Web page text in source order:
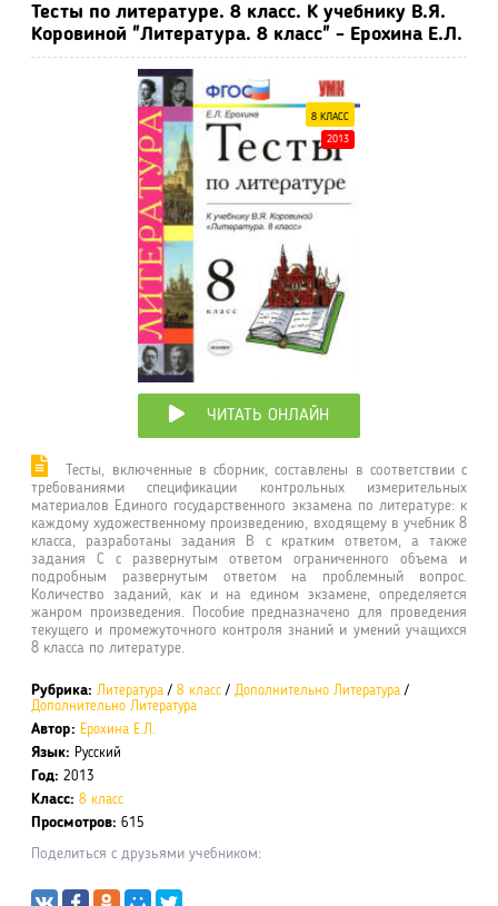
Тесты по литературе. 8 класс. К учебнику В.Я.
Коровиной "Литература. 8 класс" - Ерохина Е.Л.
8 КЛАСС
2013
ЧИТАТЬ ОНЛАЙН
Тесты, включенные в сборник, составлены в соответствии с
требованиями спецификации контрольных измерительных
материалов Единого государственного экзамена по литературе: к
каждому художественному произведению, входящему в учебник 8
класса, разработаны задания В с кратким ответом, а также
задания С с развернутым ответом ограниченного объема и
подробным развернутым ответом на проблемный вопрос.
Количество заданий, как и на едином экзамене, определяется
жанром произведения. Пособие предназначено для проведения
текущего и промежуточного контроля знаний и умений учащихся
8 класса по литературе.
Рубрика: Литература / 8 класс / Дополнительно Литература /
Дополнительно Литература
Автор: Ерохина Е.Л.
Язык: Русский
Год: 2013
Класс: 8 класс
Просмотров: 615
Поделиться с друзьями учебником: